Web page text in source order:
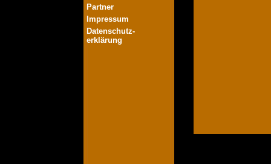
Partner
Impressum
Datenschutz-
erklärung